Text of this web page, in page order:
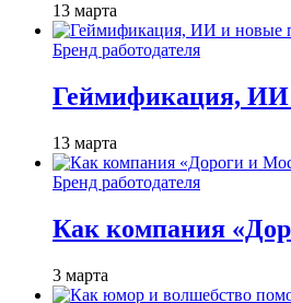
13 марта
Бренд работодателя
Геймификация, ИИ
13 марта
Бренд работодателя
Как компания
3 марта